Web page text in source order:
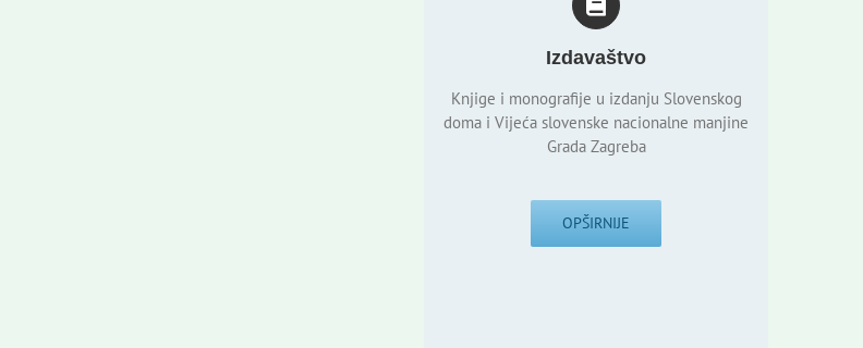
Izdavaštvo
Knjige i monografije u izdanju Slovenskog
doma i Vijeća slovenske nacionalne manjine
Grada Zagreba
OPŠIRNIJE